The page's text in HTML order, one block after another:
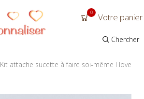
0 Votre panier
Chercher
Kit attache sucette à faire soi-même I love